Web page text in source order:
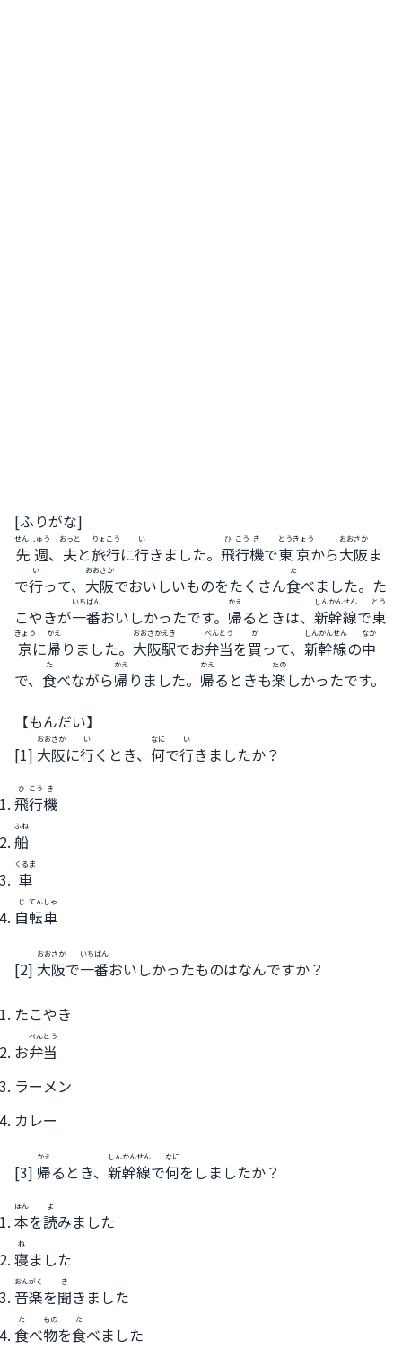
[ふりがな]
先週
せんしゅう
、 夫
おっと
と旅
りょ
行
こう
に行
い
きました。 飛
ひ
行
こう
機
き
で東
とう
京
きょう
から大阪
おおさか
ま
で行
い
って、 大阪
おおさか
でおいしいものをたくさん食
た
べました。た
こやきが一番
いちばん
おいしかったです。 帰
かえ
るときは、 新幹線
しんかんせん
で東
とう
京
きょう
に帰
かえ
りました。 大阪駅
おおさかえき
でお弁当
べんとう
を買
か
って、 新幹線
しんかんせん
の中
なか
で、 食
た
べながら帰
かえ
りました。 帰
かえ
るときも楽
たの
しかったです。
【もんだい】
[1] 大阪
おおさか
に行
い
くとき、 何
なに
で行
い
きましたか？
飛
ひ
行
こう
機
き
船
ふね
車
くるま
自
じ
転
てん
車
しゃ
[2] 大阪
おおさか
で一番
いちばん
おいしかったものはなんですか？
たこやき
お弁当
べんとう
ラーメン
カレー
[3] 帰
かえ
るとき、 新幹線
しんかんせん
で何
なに
をしましたか？
本
ほん
を読
よ
みました
寝
ね
ました
音楽
おんがく
を聞
き
きました
食
た
べ物
もの
を食
た
べました